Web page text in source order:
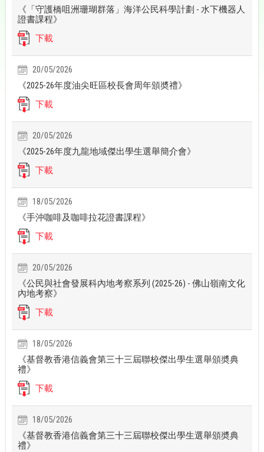
《「守護橋咀洲珊瑚群落」海洋公民科學計劃 - 水下機器人
證書課程》
下載
20/05/2026
《2025-26年度油尖旺區校長會周年頒奬禮》
下載
20/05/2026
《2025-26年度九龍地域傑出學生選舉簡介會》
下載
18/05/2026
《手沖咖啡及咖啡拉花證書課程》
下載
20/05/2026
《公民與社會發展科內地考察系列 (2025-26) - 佛山嶺南文化
內地考察》
下載
18/05/2026
《基督教香港信義會第三十三屆聯校傑出學生選舉頒奬典
禮》
下載
18/05/2026
《基督教香港信義會第三十三屆聯校傑出學生選舉頒奬典
禮》